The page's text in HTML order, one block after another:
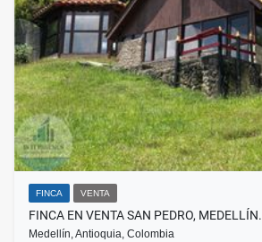
FINCA VENTA
FINCA EN VENTA SAN PEDRO, MEDELLÍN.
Medellín, Antioquia, Colombia